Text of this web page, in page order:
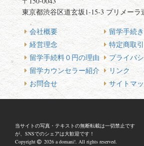
東京都渋谷区道玄坂1-15-3 プリメーラ
会社概要
経営理念
留学手続料０円の理由
留学カウンセラー紹介
お問合せ
留学手続
特定商取
プライバ
リンク
サイトマ
当サイトの写真・テキストの無断転載は一切禁止です
が、SNSでのシェアは大歓迎です！
Copyright
2026 a domani!. All rights reserved.